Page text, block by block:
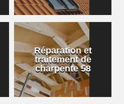
Réparation et
traitement de
charpente 58